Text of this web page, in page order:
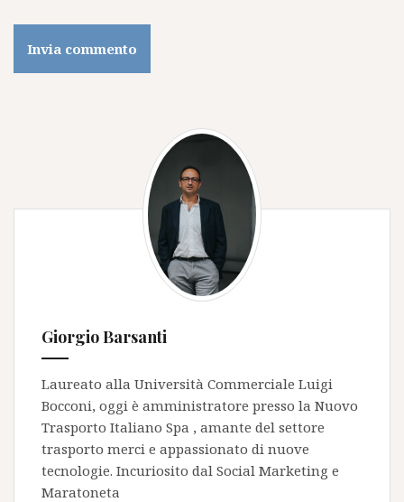
Giorgio Barsanti
Laureato alla Università Commerciale Luigi
Bocconi, oggi è amministratore presso la Nuovo
Trasporto Italiano Spa , amante del settore
trasporto merci e appassionato di nuove
tecnologie. Incuriosito dal Social Marketing e
Maratoneta